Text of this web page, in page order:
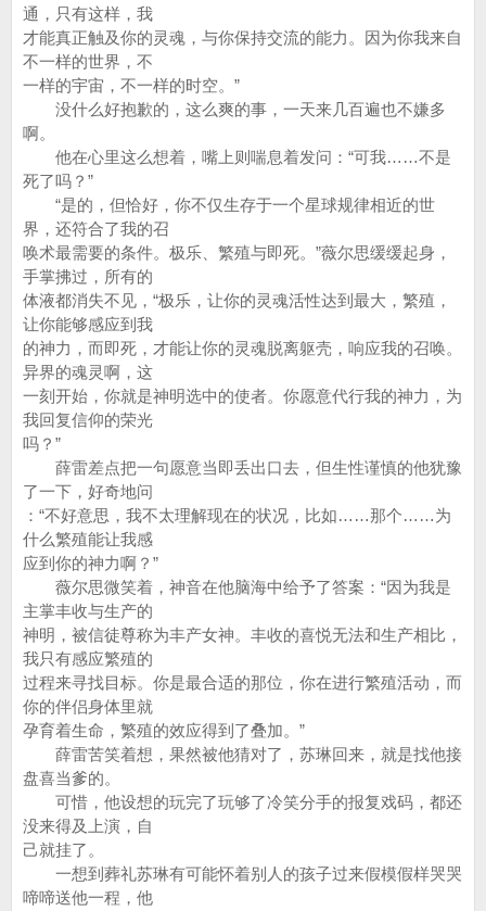
通，只有这样，我
才能真正触及你的灵魂，与你保持交流的能力。因为你我来自
不一样的世界，不
一样的宇宙，不一样的时空。”
没什么好抱歉的，这么爽的事，一天来几百遍也不嫌多
啊。
他在心里这么想着，嘴上则喘息着发问：“可我……不是
死了吗？”
“是的，但恰好，你不仅生存于一个星球规律相近的世
界，还符合了我的召
唤术最需要的条件。极乐、繁殖与即死。”薇尔思缓缓起身，
手掌拂过，所有的
体液都消失不见，“极乐，让你的灵魂活性达到最大，繁殖，
让你能够感应到我
的神力，而即死，才能让你的灵魂脱离躯壳，响应我的召唤。
异界的魂灵啊，这
一刻开始，你就是神明选中的使者。你愿意代行我的神力，为
我回复信仰的荣光
吗？”
薛雷差点把一句愿意当即丢出口去，但生性谨慎的他犹豫
了一下，好奇地问
：“不好意思，我不太理解现在的状况，比如……那个……为
什么繁殖能让我感
应到你的神力啊？”
薇尔思微笑着，神音在他脑海中给予了答案：“因为我是
主掌丰收与生产的
神明，被信徒尊称为丰产女神。丰收的喜悦无法和生产相比，
我只有感应繁殖的
过程来寻找目标。你是最合适的那位，你在进行繁殖活动，而
你的伴侣身体里就
孕育着生命，繁殖的效应得到了叠加。”
薛雷苦笑着想，果然被他猜对了，苏琳回来，就是找他接
盘喜当爹的。
可惜，他设想的玩完了玩够了冷笑分手的报复戏码，都还
没来得及上演，自
己就挂了。
一想到葬礼苏琳有可能怀着别人的孩子过来假模假样哭哭
啼啼送他一程，他